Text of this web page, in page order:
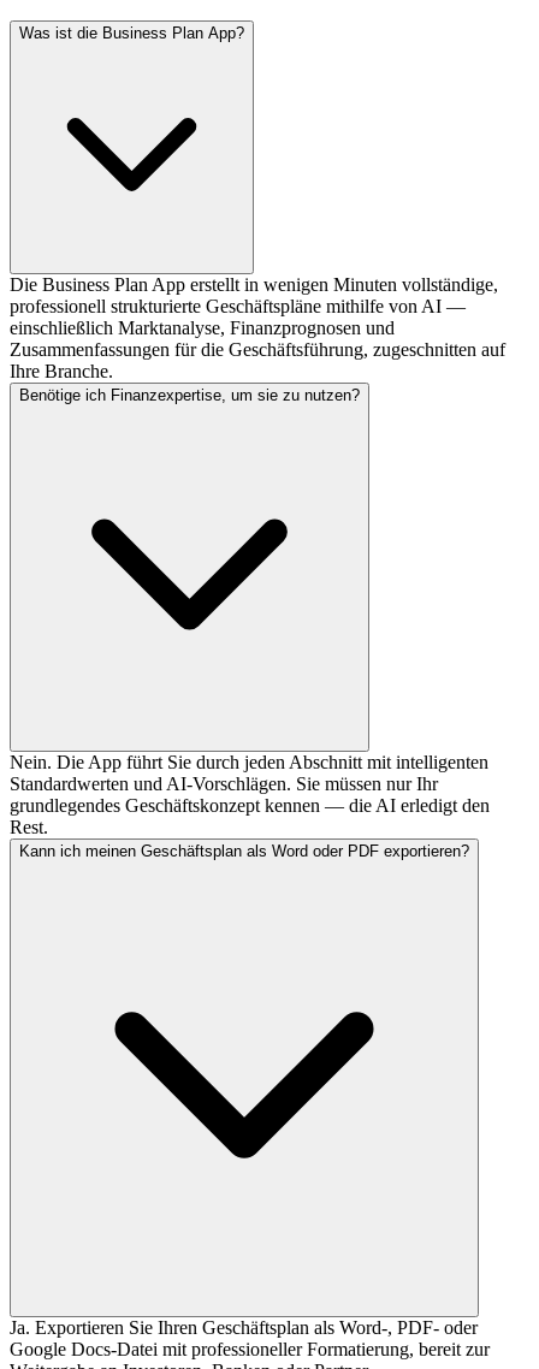
Was ist die Business Plan App?
Die Business Plan App erstellt in wenigen Minuten vollständige,
professionell strukturierte Geschäftspläne mithilfe von AI —
einschließlich Marktanalyse, Finanzprognosen und
Zusammenfassungen für die Geschäftsführung, zugeschnitten auf
Ihre Branche.
Benötige ich Finanzexpertise, um sie zu nutzen?
Nein. Die App führt Sie durch jeden Abschnitt mit intelligenten
Standardwerten und AI-Vorschlägen. Sie müssen nur Ihr
grundlegendes Geschäftskonzept kennen — die AI erledigt den
Rest.
Kann ich meinen Geschäftsplan als Word oder PDF exportieren?
Ja. Exportieren Sie Ihren Geschäftsplan als Word-, PDF- oder
Google Docs-Datei mit professioneller Formatierung, bereit zur